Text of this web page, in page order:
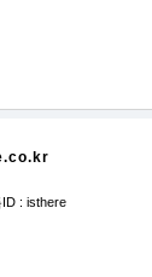
: isthere